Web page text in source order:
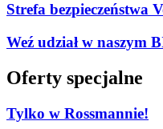
Strefa bezpieczeństwa
Weź udział w naszym
Oferty specjalne
Tylko w Rossmannie!